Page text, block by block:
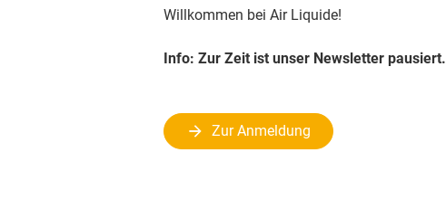
Willkommen bei Air Liquide!
Info: Zur Zeit ist unser Newsletter pausiert.
Zur Anmeldung